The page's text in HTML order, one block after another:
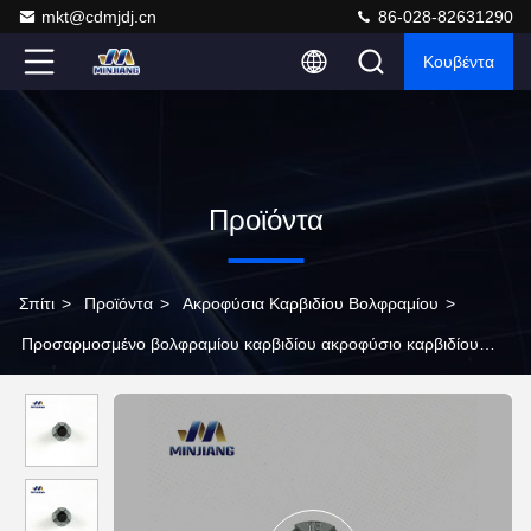
mkt@cdmjdj.cn 86-028-82631290
Κουβέντα
Προϊόντα
Σπίτι > Προϊόντα > Ακροφύσια Καρβιδίου Βολφραμίου >
Προσαρμοσμένο βολφραμίου καρβιδίου ακροφύσιο καρβιδίου